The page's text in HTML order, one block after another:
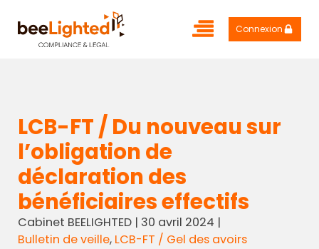
Connexion
LCB-FT / Du nouveau sur
l’obligation de
déclaration des
bénéficiaires effectifs
Cabinet BEELIGHTED| 30 avril 2024 |
Bulletin de veille, LCB-FT / Gel des avoirs